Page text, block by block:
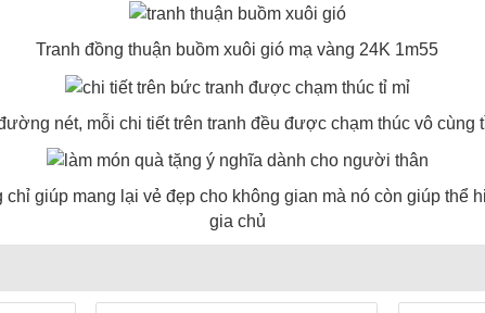
Tranh đồng thuận buồm xuôi gió mạ vàng 24K 1m55
nét, mỗi chi tiết trên tranh đều được chạm thúc vô cùng
chỉ giúp mang lại vẻ đẹp cho không gian mà nó còn giúp thể
gia chủ